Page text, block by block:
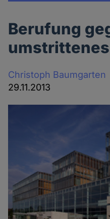
Berufung
Christoph Baumgarten
29.11.2013